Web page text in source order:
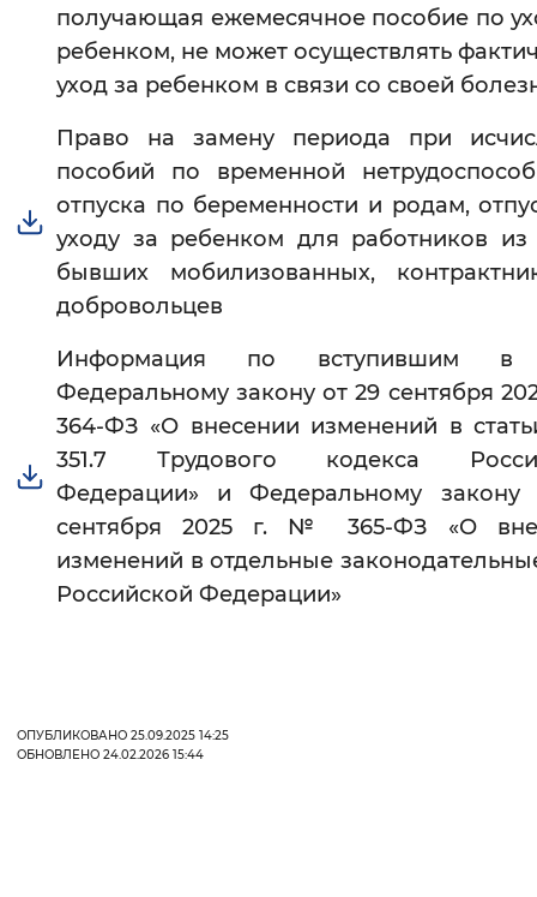
получающая ежемесячное пособие по
ребенком, не может осуществлять
уход за ребенком в связи со своей
Право на замену периода при
пособий по временной
отпуска по беременности и родам,
уходу за ребенком для работников из
бывших мобилизованных,
добровольцев
Информация по вступившим в
Федеральному закону от 29 сентября
364-ФЗ «О внесении изменений в
351.7 Трудового кодекса
Федерации» и Федеральному закону
сентября 2025 г. № 365-ФЗ «О
изменений в отдельные
Российской Федерации»
ОПУБЛИКОВАНО 25.09.2025 14:25
ОБНОВЛЕНО 24.02.2026 15:44